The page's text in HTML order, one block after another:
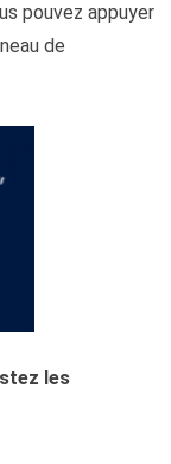
pouvez appuyer
de
les